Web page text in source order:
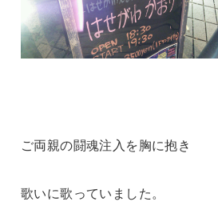
ご両親の闘魂注入を胸に抱き
歌いに歌っていました。